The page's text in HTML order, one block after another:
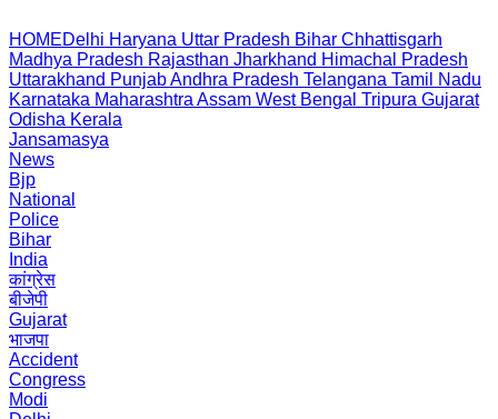
HOMEDelhi Haryana Uttar Pradesh Bihar Chhattisgarh
Madhya Pradesh Rajasthan Jharkhand Himachal Pradesh
Uttarakhand PunjabAndhra Pradesh Telangana Tamil Nadu
Karnataka Maharashtra Assam West Bengal Tripura Gujarat
Odisha Kerala
Jansamasya
News
Bjp
National
Police
Bihar
India
कांग्रेस
बीजेपी
Gujarat
भाजपा
Accident
Congress
Modi